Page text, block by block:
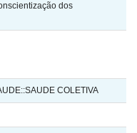
dos
COLETIVA